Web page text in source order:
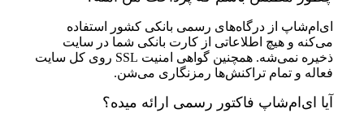
ای‌ام‌شاپ از درگاه‌های رسمی بانکی کشور استفاده
می‌کنه و هیچ اطلاعاتی از کارت بانکی شما در سایت
ذخیره نمی‌شه. همچنین گواهی امنیت SSL روی کل سایت
فعاله و تمام تراکنش‌ها رمزنگاری می‌شن.
آیا ای‌ام‌شاپ فاکتور رسمی ارائه میده؟